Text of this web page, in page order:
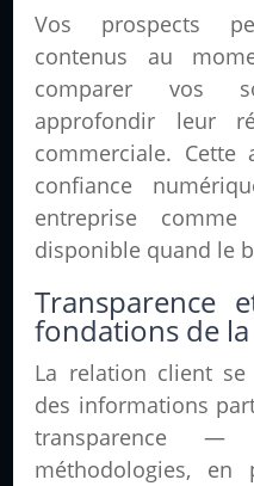
Vos prospects
contenus au
comparer vos
approfondir leur
commerciale. Cette
confiance
entreprise
disponible quand le
Transparence
fondations de
La relation client
des informations
transparence
méthodologies, en